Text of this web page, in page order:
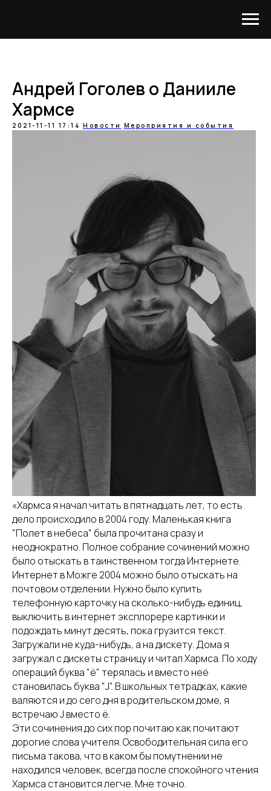
Андрей Гоголев о Данииле
Хармсе
2021-11-11 17:14 Новости Мероприятия и события
«Хармса я начал читать в пятнадцать лет, то есть
дело происходило в 2004 году. Маленькая книга
"Полет в небеса" была прочитана сразу и
неоднократно. Полное собрание сочинений можно
было отыскать в таинственном тогда Интернете.
Интернет в Можге 2004 можно было отыскать на
почтовом отделении. Нужно было купить
телефонную карточку на сколько-нибудь единиц,
выключить в интернет эксплорере картинки и
подождать минут десять, пока грузится текст.
Загружали не куда-нибудь, а на дискету. Дома я
загружал с дискеты страницу и читал Хармса. По ходу
операций буква "ё" терялась и вместо неё
становилась буква "J". В школьных тетрадках, какие
валяются и до сего дня в родительском доме, я
встречаю J вместо ё.
Эти сочинения до сих пор почитаю как почитают
дорогие слова учителя. Освободительная сила его
письма такова, что в каком бы помутнении не
находился человек, всегда после спокойного чтения
Хармса становится легче. Мне точно.